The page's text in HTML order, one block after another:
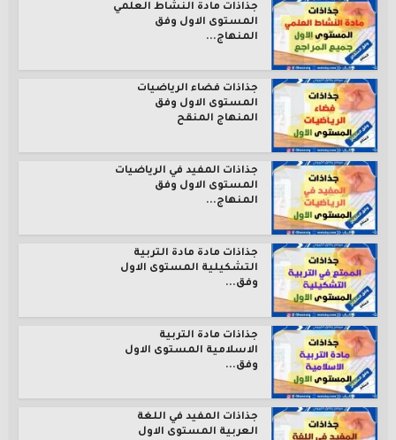
جذاذات مادة النشاط العلمي
المستوى الاول وفق
المنهاج...
جذاذات فضاء الرياضيات
المستوى الاول وفق
المنهاج المنقح
جذاذات المفيد في الرياضيات
المستوى الاول وفق
المنهاج...
جذاذات مادة مادة التربية
التشكيلية المستوى الاول
وفق...
جذاذات مادة التربية
الاسلامية المستوى الاول
وفق...
جذاذات المفيد في اللغة
العربية المستوى الاول